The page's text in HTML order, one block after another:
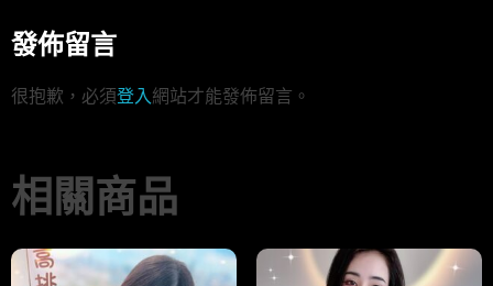
發佈留言
很抱歉，必須登入網站才能發佈留言。
相關商品